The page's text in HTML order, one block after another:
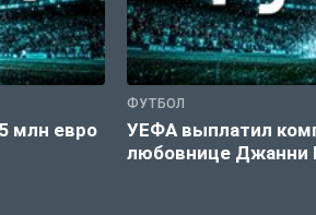
млн евро
ФУТБОЛ
УЕФА выплатил
любовнице Джанни